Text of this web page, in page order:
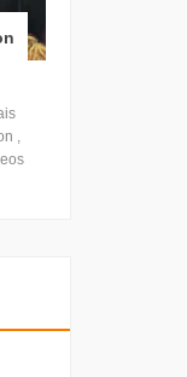
,